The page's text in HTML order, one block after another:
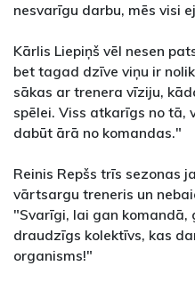
nesvarīgu darbu, mēs visi
Kārlis Liepiņš vēl nesen
bet tagad dzīve viņu ir
sākas ar trenera vīziju,
spēlei. Viss atkarīgs no tā,
dabūt ārā no komandas."
Reinis Repšs trīs sezonas
vārtsargu treneris un
"Svarīgi, lai gan komandā,
draudzīgs kolektīvs, kas
organisms!"